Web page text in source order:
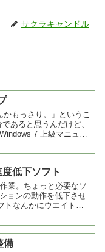
サクラキャンドル
もっさり。」というこ
あると思うんだけど、
7 上級マニュア
低下ソフト
業。ちょっと必要なソ
ョンの動作を低下させ
トなんかにウエイトを
備